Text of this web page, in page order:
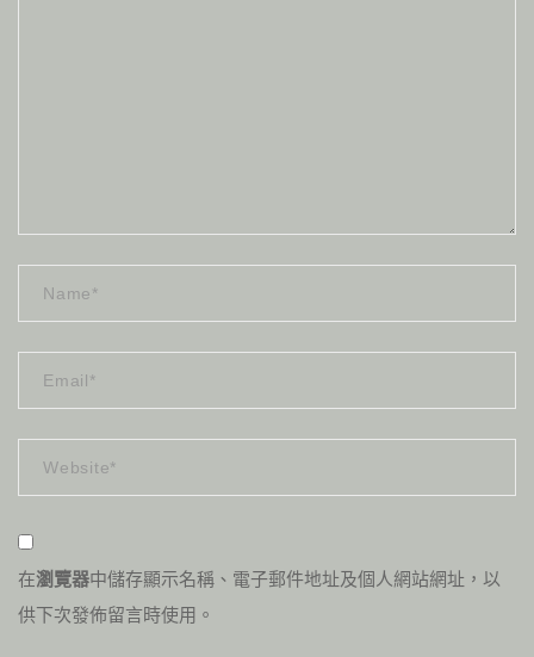
在瀏覽器中儲存顯示名稱、電子郵件地址及個人網站網址，以
供下次發佈留言時使用。